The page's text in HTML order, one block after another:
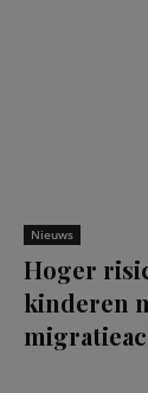
Nieuws
Hoger
kinderen